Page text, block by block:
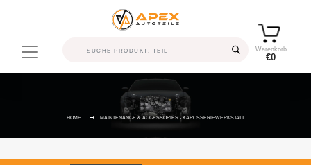
Warenkorb
€0
HOME MAINTENANCE & ACCESSORIES - KAROSSERIEWERKSTATT